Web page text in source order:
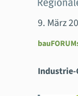
9. März
Industrie-